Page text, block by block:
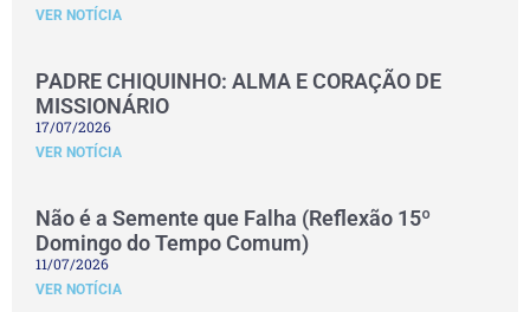
VER NOTÍCIA
PADRE CHIQUINHO: ALMA E CORAÇÃO DE
MISSIONÁRIO
17/07/2026
VER NOTÍCIA
Não é a Semente que Falha (Reflexão 15º
Domingo do Tempo Comum)
11/07/2026
VER NOTÍCIA